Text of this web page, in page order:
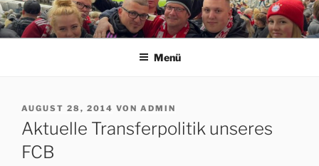
Zum
Inhalt
springenERFORDIA BAVARIA E.V.
Herzlich Willkommen auf der Homepage des Erfurter FC Bayern
Menü
VERÖFFENTLICHT
AM
AUGUST 28, 2014 VON ADMIN
Aktuelle Transferpolitik unseres
FCB